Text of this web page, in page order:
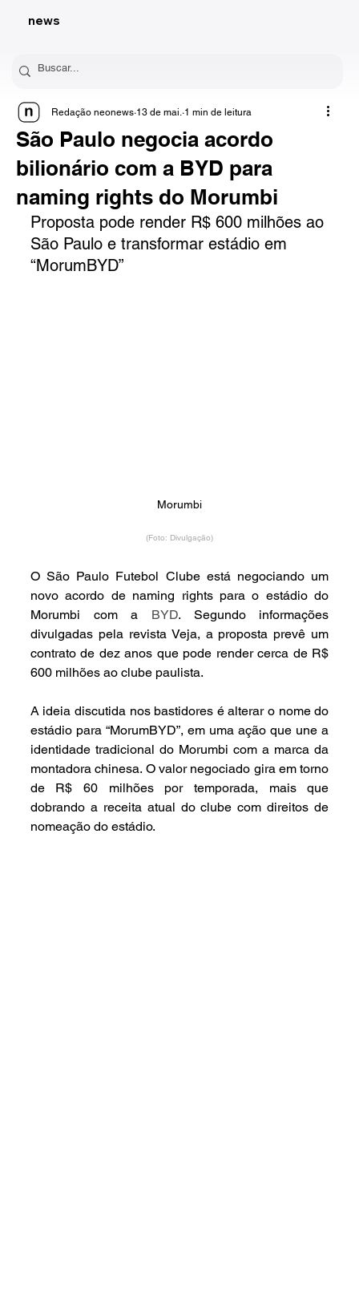
news
São Paulo negocia acordo
bilionário com a BYD para
naming rights do Morumbi
Redação neonews 13 de mai. 1 min de leitura
Proposta pode render R$ 600 milhões ao
São Paulo e transformar estádio em
“MorumBYD”
Morumbi
(Foto: Divulgação)
O São Paulo Futebol Clube está negociando um
novo acordo de naming rights para o estádio do
Morumbi com a BYD. Segundo informações
divulgadas pela revista Veja, a proposta prevê um
contrato de dez anos que pode render cerca de R$
600 milhões ao clube paulista.
A ideia discutida nos bastidores é alterar o nome do
estádio para “MorumBYD”, em uma ação que une a
identidade tradicional do Morumbi com a marca da
montadora chinesa. O valor negociado gira em torno
de R$ 60 milhões por temporada, mais que
dobrando a receita atual do clube com direitos de
nomeação do estádio.